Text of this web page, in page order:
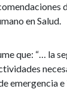
en Salud.
que: “… la
emergencia